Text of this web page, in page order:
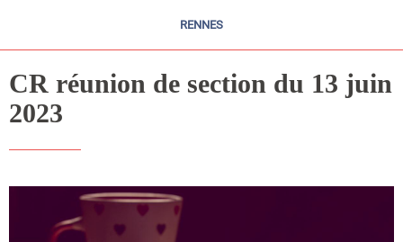
RENNES
CR réunion de section du 13 juin
2023